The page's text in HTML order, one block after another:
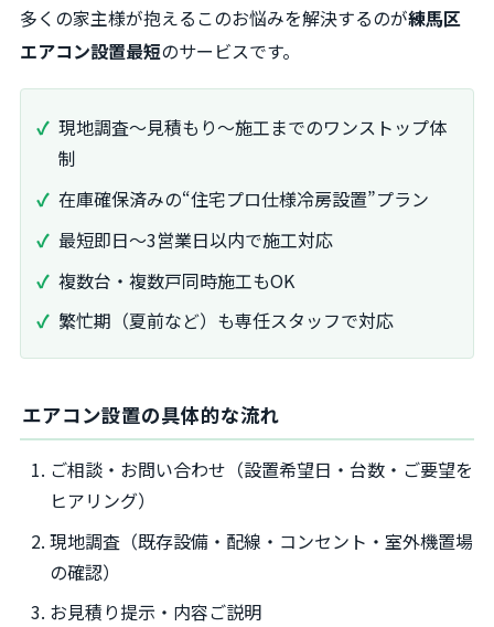
多くの家主様が抱えるこのお悩みを解決するのが練馬区
エアコン設置最短のサービスです。
現地調査～見積もり～施工までのワンストップ体
制
在庫確保済みの“住宅プロ仕様冷房設置”プラン
最短即日～3営業日以内で施工対応
複数台・複数戸同時施工もOK
繁忙期（夏前など）も専任スタッフで対応
エアコン設置の具体的な流れ
ご相談・お問い合わせ（設置希望日・台数・ご要望を
ヒアリング）
現地調査（既存設備・配線・コンセント・室外機置場
の確認）
お見積り提示・内容ご説明